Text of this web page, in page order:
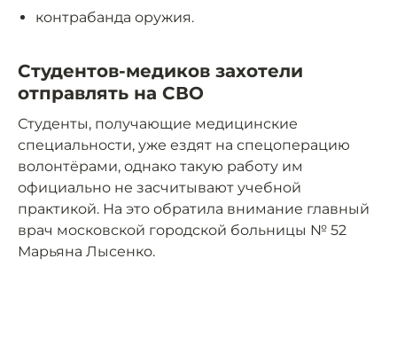
контрабанда оружия.
Студентов-медиков захотели
отправлять на СВО
Студенты, получающие медицинские
специальности, уже ездят на спецоперацию
волонтёрами, однако такую работу им
официально не засчитывают учебной
практикой. На это обратила внимание главный
врач московской городской больницы № 52
Марьяна Лысенко.